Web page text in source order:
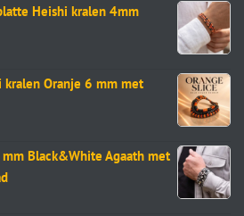
Heishi kralen 4mm
Oranje 6 mm met
Black&White Agaath met